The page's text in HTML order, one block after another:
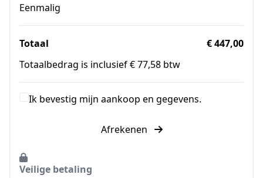
Eenmalig
Totaal
€ 447,00
Totaalbedrag is inclusief € 77,58 btw
Ik bevestig mijn aankoop en gegevens.
Afrekenen
Veilige betaling